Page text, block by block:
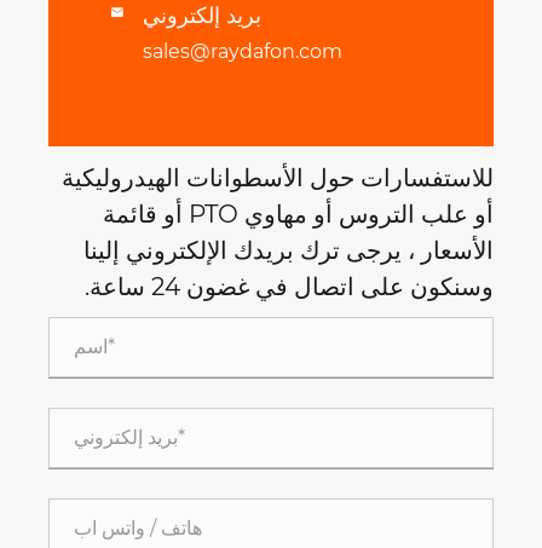
 بريد إلكتروني
sales@raydafon.com
للاستفسارات حول الأسطوانات الهيدروليكية
أو علب التروس أو مهاوي PTO أو قائمة
الأسعار ، يرجى ترك بريدك الإلكتروني إلينا
وسنكون على اتصال في غضون 24 ساعة.